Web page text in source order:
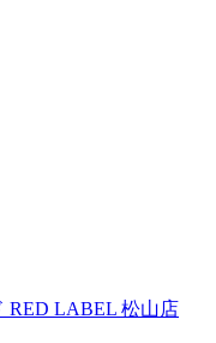
RED LABEL 松山店